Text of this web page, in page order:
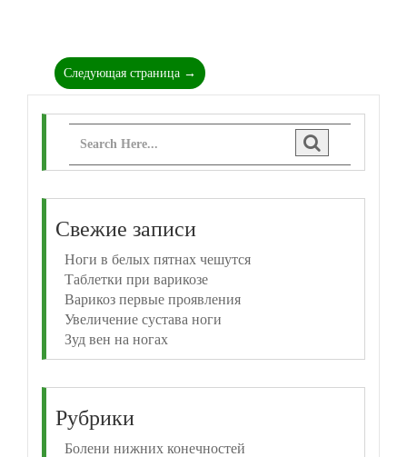
Следующая страница →
Свежие записи
Ноги в белых пятнах чешутся
Таблетки при варикозе
Варикоз первые проявления
Увеличение сустава ноги
Зуд вен на ногах
Рубрики
Болени нижних конечностей